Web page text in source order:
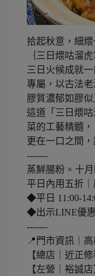
拾起秋意，細
｛三日煨咕溜虎
三日火候成就
專屬，以古法
膠質濃郁如膠
這道「三日煨
菜的工藝精髓，
更在一口之間
-------
蒸鮮腸粉 × 十
平日內用五折
◆平日 11:00-
◆出示LINE優
-------
📍門市資訊｜
【總店｜近正
【左營｜裕誠